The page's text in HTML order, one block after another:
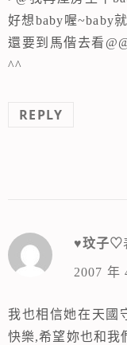
好想baby喔~baby
還要到馬偕去看
^^
REPLY
♥玟子♡
2007 年
我也相信她在天國
快樂,希望妳也和我